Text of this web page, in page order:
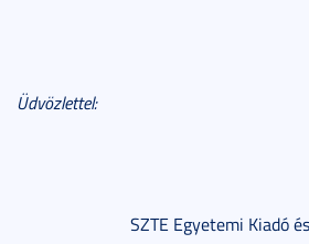
Üdvözlettel:
SZTE Egyetemi Kiadó